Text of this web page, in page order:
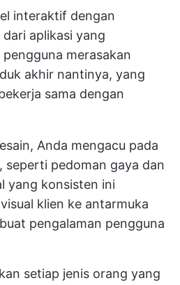
interaktif dengan
aplikasi yang
merasakan
akhir nantinya, yang
sama dengan
Anda mengacu pada
seperti pedoman gaya dan
yang konsisten ini
klien ke antarmuka
pengalaman pengguna
setiap jenis orang yang